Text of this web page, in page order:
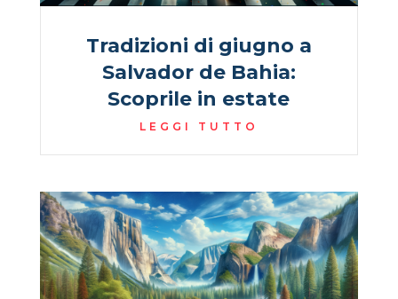
Tradizioni di giugno a
Salvador de Bahia:
Scoprile in estate
LEGGI TUTTO